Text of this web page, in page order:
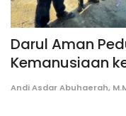
Darul Aman
Kemanusiaan
Andi Asdar Abuhaerah,